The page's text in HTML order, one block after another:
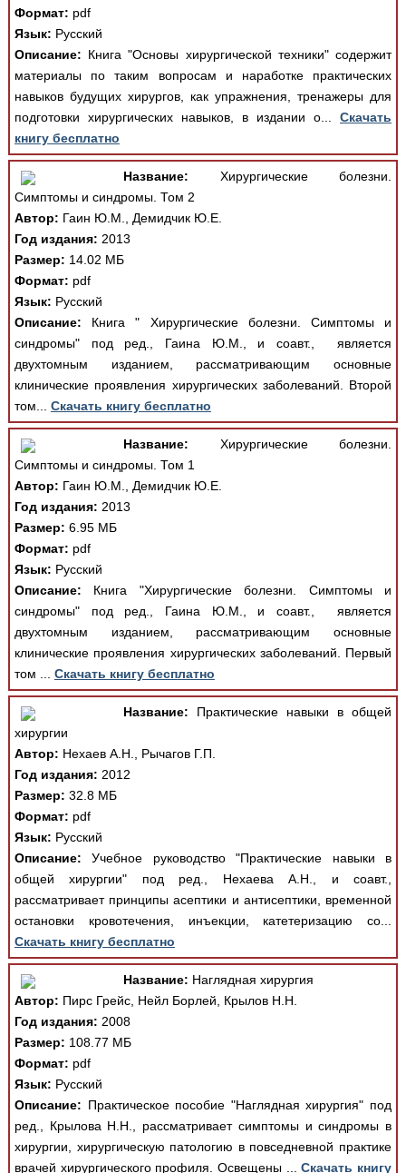
Формат: pdf
Язык: Русский
Описание: Книга "Основы хирургической техники" содержит
материалы по таким вопросам и наработке практических
навыков будущих хирургов, как упражнения, тренажеры для
подготовки хирургических навыков, в издании о...Скачать
книгу бесплатно
Название: Хирургические болезни.
Симптомы и синдромы. Том 2
Автор: Гаин Ю.М., Демидчик Ю.Е.
Год издания: 2013
Размер: 14.02 МБ
Формат: pdf
Язык: Русский
Описание: Книга " Хирургические болезни. Симптомы и
синдромы" под ред., Гаина Ю.М., и соавт., является
двухтомным изданием, рассматривающим основные
клинические проявления хирургических заболеваний. Второй
том... Скачать книгу бесплатно
Название: Хирургические болезни.
Симптомы и синдромы. Том 1
Автор: Гаин Ю.М., Демидчик Ю.Е.
Год издания: 2013
Размер: 6.95 МБ
Формат: pdf
Язык: Русский
Описание: Книга "Хирургические болезни. Симптомы и
синдромы" под ред., Гаина Ю.М., и соавт., является
двухтомным изданием, рассматривающим основные
клинические проявления хирургических заболеваний. Первый
том ... Скачать книгу бесплатно
Название: Практические навыки в общей
хирургии
Автор: Нехаев А.Н., Рычагов Г.П.
Год издания: 2012
Размер: 32.8 МБ
Формат: pdf
Язык: Русский
Описание: Учебное руководство "Практические навыки в
общей хирургии" под ред., Нехаева А.Н., и соавт.,
рассматривает принципы асептики и антисептики, временной
остановки кровотечения, инъекции, катетеризацию со...
Скачать книгу бесплатно
Название: Наглядная хирургия
Автор: Пирс Грейс, Нейл Борлей, Крылов Н.Н.
Год издания: 2008
Размер: 108.77 МБ
Формат: pdf
Язык: Русский
Описание: Практическое пособие "Наглядная хирургия" под
ред., Крылова Н.Н., рассматривает симптомы и синдромы в
хирургии, хирургическую патологию в повседневной практике
врачей хирургического профиля. Освещены ...Скачать книгу